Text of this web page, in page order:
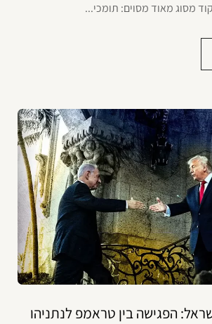
מסוג מאוד מסוים: תומכי...
הפגישה בין טראמפ לנתניהו